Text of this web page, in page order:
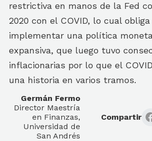
restrictiva en manos de la Fed
2020 con el COVID, lo cual obliga
implementar una política
expansiva, que luego tuvo
inflacionarias por lo que el
una historia en varios tramos.
Germán Fermo
Director Maestría
en Finanzas,
Universidad de
San Andrés
Compartir